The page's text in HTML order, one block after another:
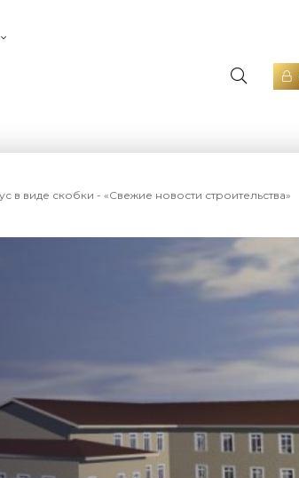
в виде скобки - «Свежие новости строительства»